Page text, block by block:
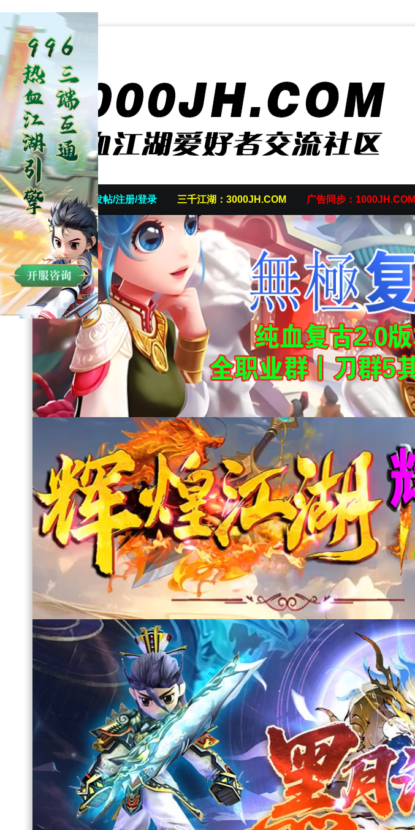
首页 发帖/注册/登录 三千江湖：3000JH.COM 广告同步：1000JH.COM